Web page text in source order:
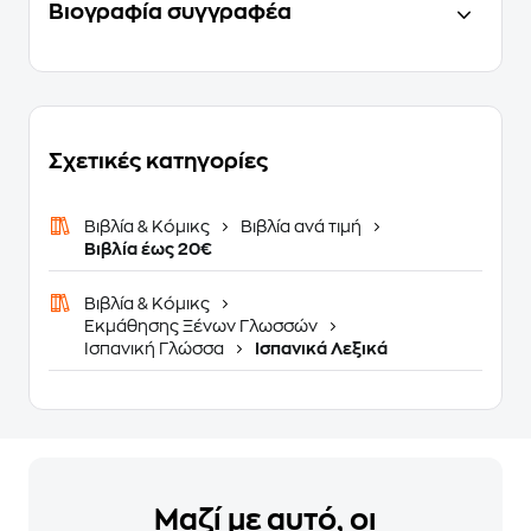
Βιογραφία συγγραφέα
Σχετικές κατηγορίες
Βιβλία & Κόμικς
Βιβλία ανά τιμή
Βιβλία έως 20€
Βιβλία & Κόμικς
Εκμάθησης Ξένων Γλωσσών
Ισπανική Γλώσσα
Ισπανικά Λεξικά
Μαζί με αυτό, οι